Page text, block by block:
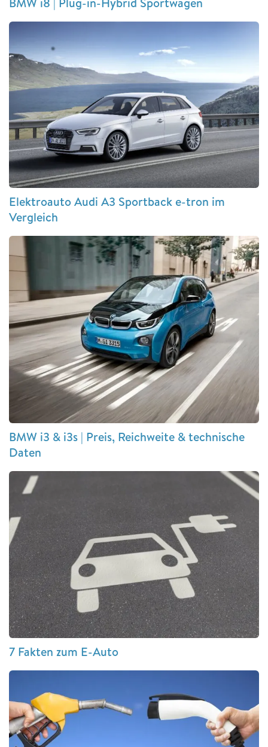
Elektroauto Audi A3 Sportback e-tron im
Vergleich
BMW i3 & i3s | Preis, Reichweite & technische
Daten
7 Fakten zum E-Auto